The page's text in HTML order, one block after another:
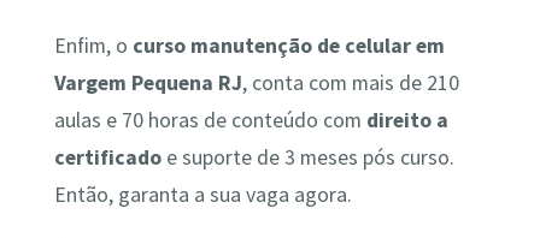
Enfim, o curso manutenção de celular em
Vargem Pequena RJ, conta com mais de 210
aulas e 70 horas de conteúdo com direito a
certificadoe suporte de 3 meses pós curso.
Então, garanta a sua vaga agora.